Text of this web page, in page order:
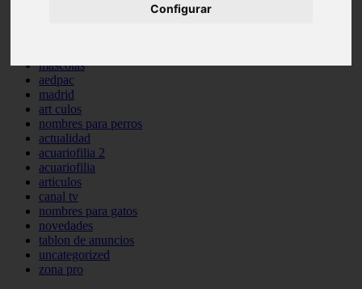
Configurar
mascotas
aedpac
madrid
art culos
nombres para perros
actualidad
acuariofilia 2
acuariofilia
articulos
canal tv
nombres para gatos
novedades
tablon de anuncios
uncategorized
zona pro